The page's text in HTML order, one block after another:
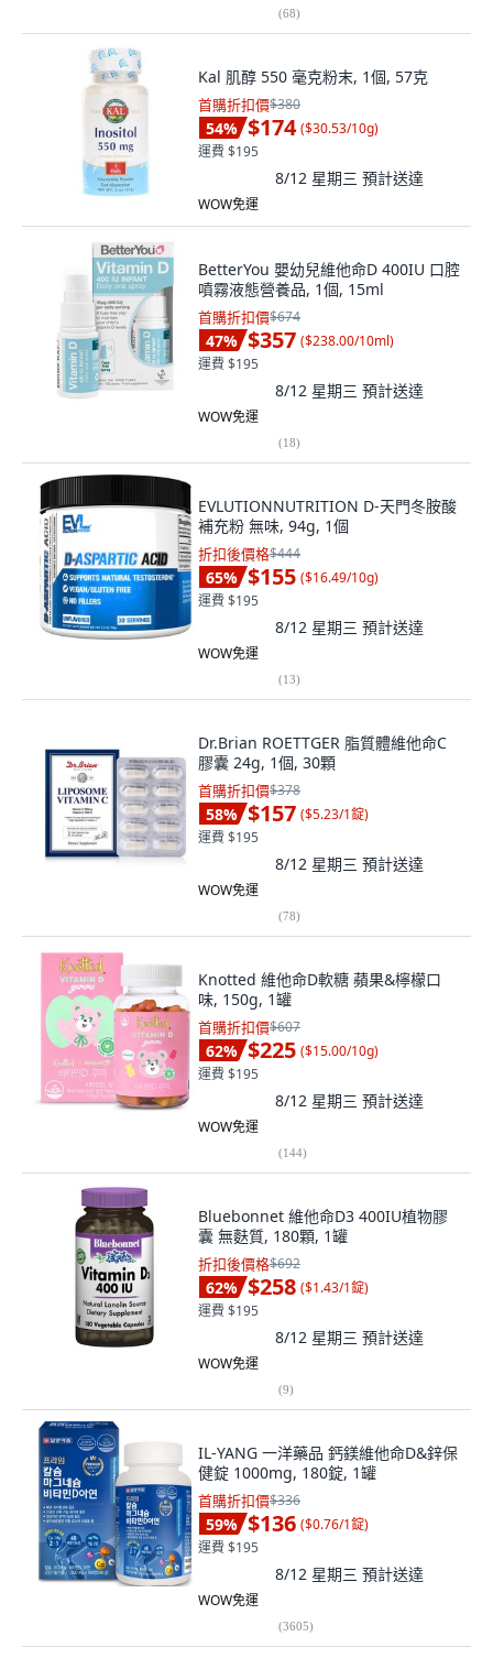
(68)
Kal 肌醇 550 毫克粉末, 1個, 57克
首購折扣價$380
54% $174 ($30.53/10g)
運費 $195
8/12 星期三 預計送達
WOW免運
BetterYou 嬰幼兒維他命D 400IU 口腔
噴霧液態營養品, 1個, 15ml
首購折扣價$674
47% $357 ($238.00/10ml)
運費 $195
8/12 星期三 預計送達
WOW免運
(18)
EVLUTIONNUTRITION D-天門冬胺酸
補充粉 無味, 94g, 1個
折扣後價格$444
65% $155 ($16.49/10g)
運費 $195
8/12 星期三 預計送達
WOW免運
(13)
Dr.Brian ROETTGER 脂質體維他命C
膠囊 24g, 1個, 30顆
首購折扣價$378
58% $157 ($5.23/1錠)
運費 $195
8/12 星期三 預計送達
WOW免運
(78)
Knotted 維他命D軟糖 蘋果&檸檬口
味, 150g, 1罐
首購折扣價$607
62% $225 ($15.00/10g)
運費 $195
8/12 星期三 預計送達
WOW免運
(144)
Bluebonnet 維他命D3 400IU植物膠
囊 無麩質, 180顆, 1罐
折扣後價格$692
62% $258 ($1.43/1錠)
運費 $195
8/12 星期三 預計送達
WOW免運
(9)
IL-YANG 一洋藥品 鈣鎂維他命D&鋅保
健錠 1000mg, 180錠, 1罐
首購折扣價$336
59% $136 ($0.76/1錠)
運費 $195
8/12 星期三 預計送達
WOW免運
(3605)